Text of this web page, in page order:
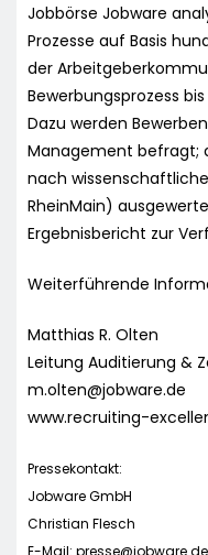
Jobbörse Jobware
Prozesse auf Basis
der
Bewerbungsprozess
Dazu werden
Management befragt;
nach
RheinMain)
Ergebnisbericht zur
Weiterführende
Matthias R. Olten
Leitung Auditierung &
m.olten@jobware.de
www.recruiting-
Pressekontakt:
Jobware GmbH
Christian Flesch
E-Mail: presse@jobware.de